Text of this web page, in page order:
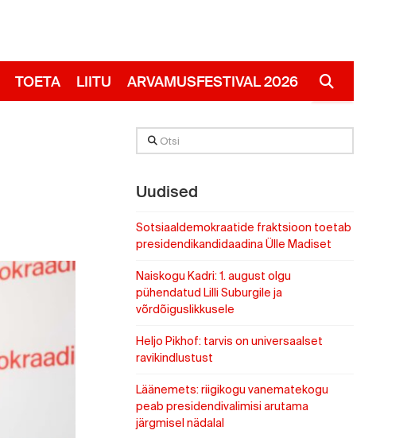
TOETA LIITU ARVAMUSFESTIVAL 2026
Otsi
Uudised
Sotsiaaldemokraatide fraktsioon toetab
presidendikandidaadina Ülle Madiset
Naiskogu Kadri: 1. august olgu
pühendatud Lilli Suburgile ja
võrdõiguslikkusele
Heljo Pikhof: tarvis on universaalset
ravikindlustust
Läänemets: riigikogu vanematekogu
peab presidendivalimisi arutama
järgmisel nädalal